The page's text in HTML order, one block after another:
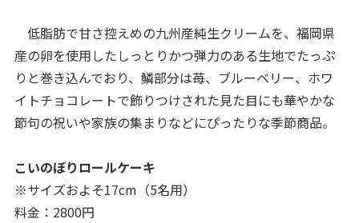
低脂肪で甘さ控えめの九州産純生クリームを、福岡県
産の卵を使用したしっとりかつ弾力のある生地でたっぷ
りと巻き込んでおり、鱗部分は苺、ブルーベリー、ホワ
イトチョコレートで飾りつけされた見た目にも華やかな
節句の祝いや家族の集まりなどにぴったりな季節商品。
こいのぼりロールケーキ
※サイズおよそ17cm（5名用）
料金：2800円